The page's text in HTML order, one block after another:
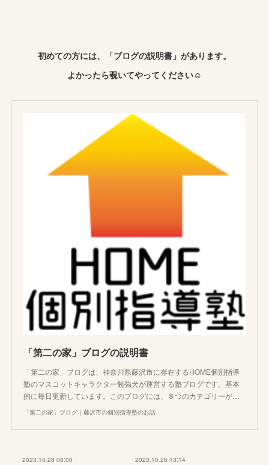
初めての方には、「ブログの説明書」があります。
よかったら覗いてやってください☺︎
「第二の家」ブログの説明書
「第二の家」ブログは、神奈川県藤沢市に存在するHOME個別指導
塾のマスコットキャラクター勉強犬が運営する塾ブログです。基本
的に毎日更新しています。このブログには、８つのカテゴリーが…
「第二の家」ブログ｜藤沢市の個別指導塾のお話
2023.10.28 08:00 2023.10.26 13:14